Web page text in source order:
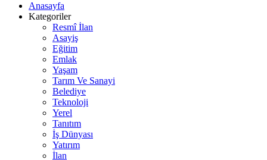
Anasayfa
Kategoriler
Resmî İlan
Asayiş
Eğitim
Emlak
Yaşam
Tarım Ve Sanayi
Belediye
Teknoloji
Yerel
Tanıtım
İş Dünyası
Yatırım
İlan